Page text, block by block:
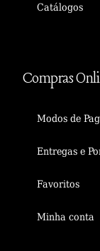
Catálogos
Compras
Modos de
Entregas e
Favoritos
Minha conta